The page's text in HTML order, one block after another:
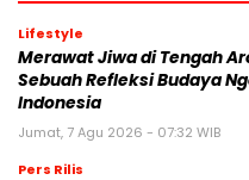
Lifestyle
Merawat Jiwa di Tengah
Sebuah Refleksi Budaya
Indonesia
Jumat, 7 Agu 2026 - 07:32 WIB
Pers Rilis